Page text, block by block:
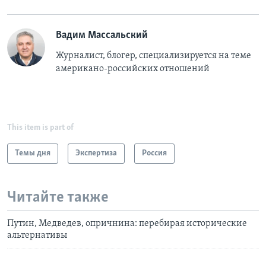
Вадим Массальский
Журналист, блогер, специализируется на теме
американо-российских отношений
This item is part of
Темы дня Экспертиза Россия
Читайте также
Путин, Медведев, опричнина: перебирая исторические
альтернативы